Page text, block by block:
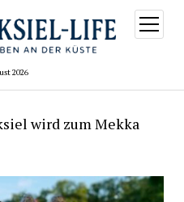
2026
Menü
öffnen
wird zum Mekka